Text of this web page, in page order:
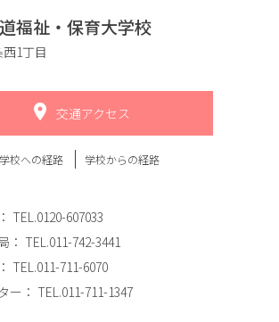
福祉・保育大学校
1丁目
交通アクセス
学校への経路 学校からの経路
TEL.0120-607033
： TEL.011-742-3441
TEL.011-711-6070
ー： TEL.011-711-1347